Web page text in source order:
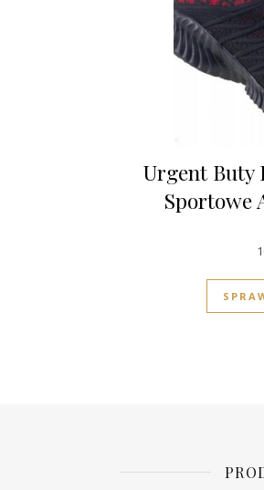
Urgent Buty
Sportowe